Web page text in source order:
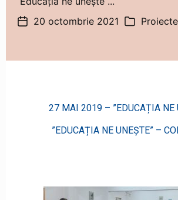
20 octombrie 2021
27 MAI 2019 – ”EDUCAȚIA NE
”EDUCAȚIA NE UNEȘTE” –